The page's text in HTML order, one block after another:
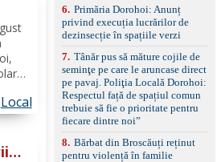
Local
filtru de particule,
standard Euro 6 Trapă
panoramică, geamuri
remorcare Bonus: -
Covorașe textile montate
pe mașină. -Ofer și un
set de covorașe din
cauciuc/pvc. -Se vinde
împreună cu un set de
anvelope de iarnă.
6. Primăria Dorohoi: Anunț
privind execuția lucrărilor de
dezinsecție în spațiile verzi
7. Tânăr pus să măture cojile de
seminţe pe care le aruncase direct
pe pavaj. Poliţia Locală Dorohoi:
Respectul față de spațiul comun
trebuie să fie o prioritate pentru
fiecare dintre noi”
8. Bărbat din Broscăuți reținut
pentru violență în familie